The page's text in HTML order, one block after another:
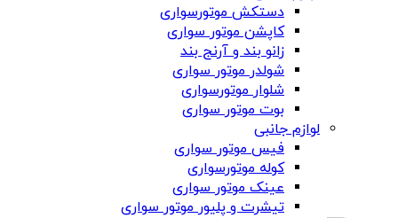
دستکش موتورسواری
کاپشن موتور سواری
زانو بند و آرنج بند
شولدر موتور سواری
شلوار موتورسواری
بوت موتور سواری
لوازم جانبی
فیس موتور سواری
کوله موتورسواری
عینک موتور سواری
تیشرت و پلیور موتور سواری